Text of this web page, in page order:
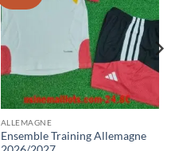
ALLEMAGNE
Ensemble Training Allemagne